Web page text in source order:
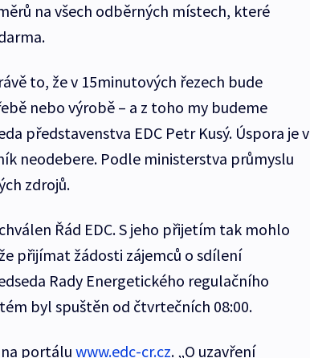
na všech odběrných místech, které
to, že v 15minutových řezech bude
nebo výrobě – a z toho my budeme
představenstva EDC Petr Kusý. Úspora je v
neodebere. Podle ministerstva průmyslu
zdrojů.
Řád EDC. S jeho přijetím tak mohlo
přijímat žádosti zájemců o sdílení
Rady Energetického regulačního
byl spuštěn od čtvrtečních 08:00.
portálu www.edc-cr.cz. „O uzavření